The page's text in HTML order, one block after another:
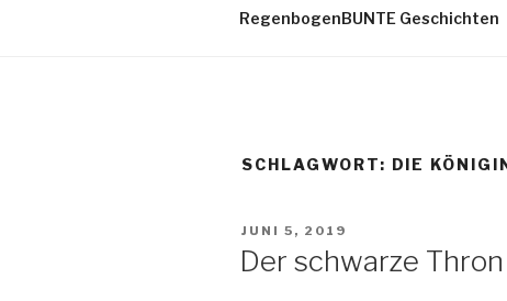
RegenbogenBUNTE Geschichten
SCHLAGWORT: DIE
VERÖFFENTLICHT
JUNI 5, 2019
Der schwarze